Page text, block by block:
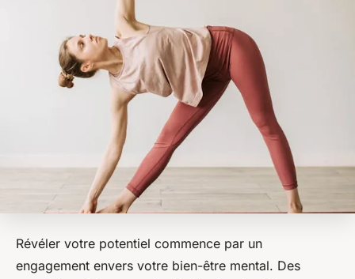
Révéler votre potentiel commence par un
engagement envers votre bien-être mental. Des